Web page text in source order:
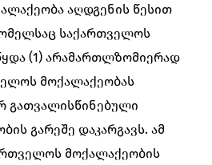
აღდგენის წესით
საქართველოს
(1) არამართლზომიერად
მოქალაქეობას
გათვალისწინებული
გარეშე დაკარგავს. ამ
მოქალაქეობის